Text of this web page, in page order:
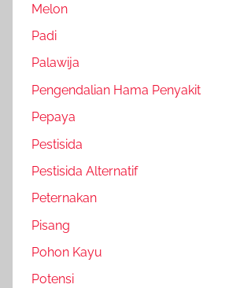
Melon
Padi
Palawija
Pengendalian Hama Penyakit
Pepaya
Pestisida
Pestisida Alternatif
Peternakan
Pisang
Pohon Kayu
Potensi